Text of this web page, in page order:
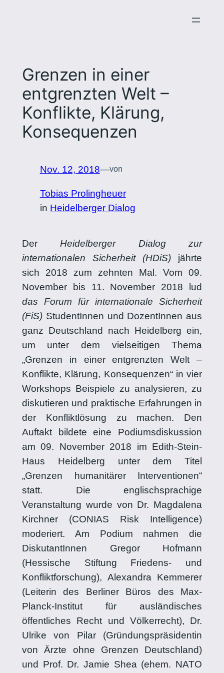
Grenzen in einer
entgrenzten Welt –
Konflikte, Klärung,
Konsequenzen
Nov. 12, 2018—von
Tobias Prolingheuer
in Heidelberger Dialog
DerHeidelberger Dialog zur
internationalen Sicherheit (HDiS) jährte
sich 2018 zum zehnten Mal. Vom 09.
November bis 11. November 2018 lud
das Forum für internationale Sicherheit
(FiS)StudentInnen und DozentInnen aus
ganz Deutschland nach Heidelberg ein,
um unter dem vielseitigen Thema
„Grenzen in einer entgrenzten Welt –
Konflikte, Klärung, Konsequenzen“ in vier
Workshops Beispiele zu analysieren, zu
diskutieren und praktische Erfahrungen in
der Konfliktlösung zu machen. Den
Auftakt bildete eine Podiumsdiskussion
am 09. November 2018 im Edith-Stein-
Haus Heidelberg unter dem Titel
„Grenzen humanitärer Interventionen“
statt. Die englischsprachige
Veranstaltung wurde von Dr. Magdalena
Kirchner (CONIAS Risk Intelligence)
moderiert. Am Podium nahmen die
DiskutantInnen Gregor Hofmann
(Hessische Stiftung Friedens- und
Konfliktforschung), Alexandra Kemmerer
(Leiterin des Berliner Büros des Max-
Planck-Institut für ausländisches
öffentliches Recht und Völkerrecht), Dr.
Ulrike von Pilar (Gründungspräsidentin
von Ärzte ohne Grenzen Deutschland)
und Prof. Dr. Jamie Shea (ehem. NATO